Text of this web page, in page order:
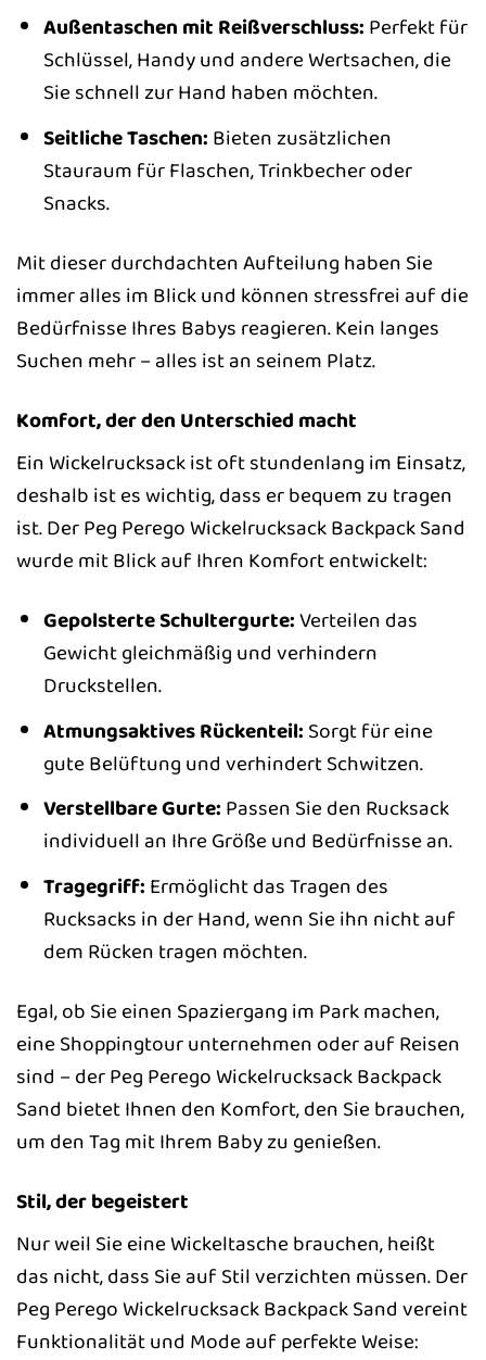
Außentaschen mit Reißverschluss: Perfekt für
Schlüssel, Handy und andere Wertsachen, die
Sie schnell zur Hand haben möchten.
Seitliche Taschen: Bieten zusätzlichen
Stauraum für Flaschen, Trinkbecher oder
Snacks.
Mit dieser durchdachten Aufteilung haben Sie
immer alles im Blick und können stressfrei auf die
Bedürfnisse Ihres Babys reagieren. Kein langes
Suchen mehr – alles ist an seinem Platz.
Komfort, der den Unterschied macht
Ein Wickelrucksack ist oft stundenlang im Einsatz,
deshalb ist es wichtig, dass er bequem zu tragen
ist. Der Peg Perego Wickelrucksack Backpack Sand
wurde mit Blick auf Ihren Komfort entwickelt:
Gepolsterte Schultergurte:Verteilen das
Gewicht gleichmäßig und verhindern
Druckstellen.
Atmungsaktives Rückenteil: Sorgt für eine
gute Belüftung und verhindert Schwitzen.
Verstellbare Gurte: Passen Sie den Rucksack
individuell an Ihre Größe und Bedürfnisse an.
Tragegriff: Ermöglicht das Tragen des
Rucksacks in der Hand, wenn Sie ihn nicht auf
dem Rücken tragen möchten.
Egal, ob Sie einen Spaziergang im Park machen,
eine Shoppingtour unternehmen oder auf Reisen
sind – der Peg Perego Wickelrucksack Backpack
Sand bietet Ihnen den Komfort, den Sie brauchen,
um den Tag mit Ihrem Baby zu genießen.
Stil, der begeistert
Nur weil Sie eine Wickeltasche brauchen, heißt
das nicht, dass Sie auf Stil verzichten müssen. Der
Peg Perego Wickelrucksack Backpack Sand vereint
Funktionalität und Mode auf perfekte Weise: